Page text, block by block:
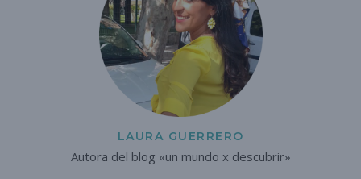
LAURA GUERRERO
Autora del blog «un mundo x descubrir»